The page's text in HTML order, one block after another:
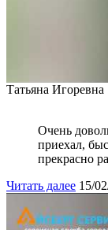
Татьяна Игоревна
Очень
приехал,
прекрасно
Читать далее 15/